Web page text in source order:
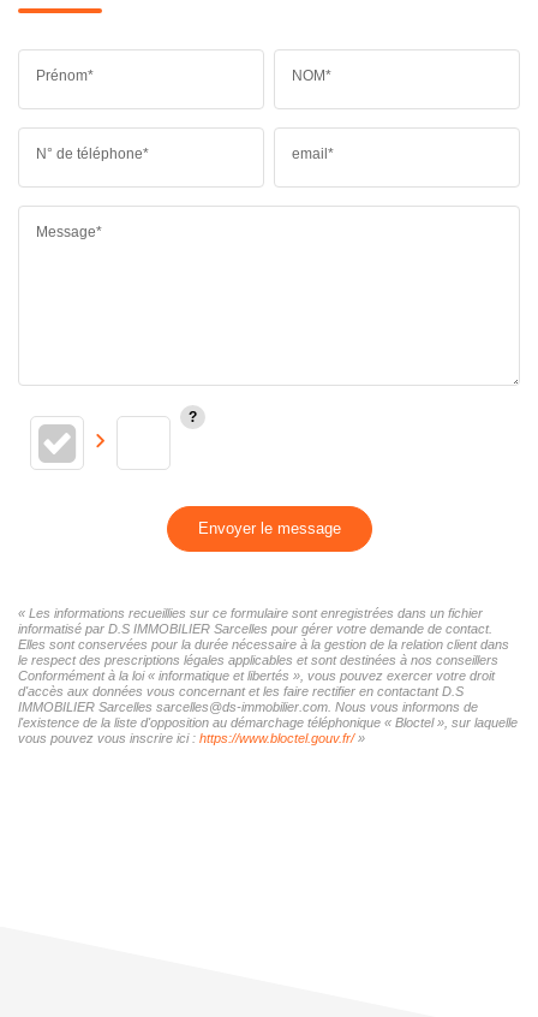
Prénom* NOM*
N° de téléphone* email*
Message*
Envoyer le message
« Les informations recueillies sur ce formulaire sont enregistrées dans un fichier
informatisé par D.S IMMOBILIER Sarcelles pour gérer votre demande de contact.
Elles sont conservées pour la durée nécessaire à la gestion de la relation client dans
le respect des prescriptions légales applicables et sont destinées à nos conseillers
Conformément à la loi « informatique et libertés », vous pouvez exercer votre droit
d'accès aux données vous concernant et les faire rectifier en contactant D.S
IMMOBILIER Sarcelles sarcelles@ds-immobilier.com. Nous vous informons de
l'existence de la liste d'opposition au démarchage téléphonique « Bloctel », sur laquelle
vous pouvez vous inscrire ici : https://www.bloctel.gouv.fr/»